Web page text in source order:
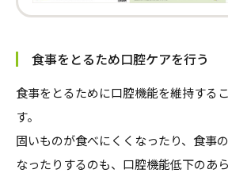
食事をとるため口腔ケアを行う
食事をとるために口腔機能を維持する
す。
固いものが食べにくくなったり、食事
なったりするのも、口腔機能低下のあ